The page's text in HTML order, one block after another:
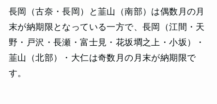
長岡（古奈・長岡）と韮山（南部）は偶数月の月
末が納期限となっている一方で、長岡（江間・天
野・戸沢・長瀬・富士見・花坂墹之上・小坂）・
韮山（北部）・大仁は奇数月の月末が納期限で
す。